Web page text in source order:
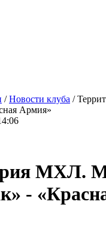
/Новости клуба /
Армия»
МХЛ.
-